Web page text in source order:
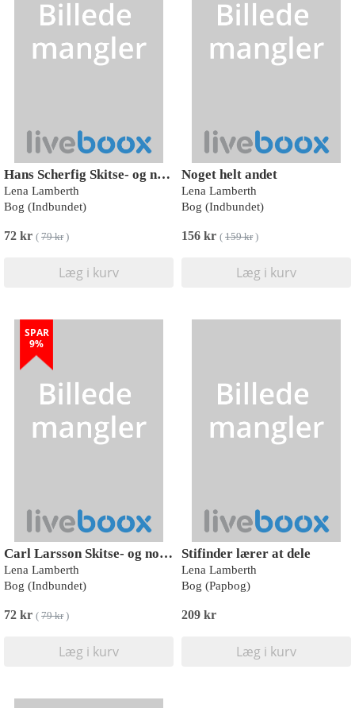
Hans Scherfig Skitse- og notesbog
Lena Lamberth
Bog (Indbundet)
72 kr ( 79 kr)
Læg i kurv
Noget helt andet
Lena Lamberth
Bog (Indbundet)
156 kr ( 159 kr)
Læg i kurv
SPAR
9%
Carl Larsson Skitse- og notesbog
Lena Lamberth
Bog (Indbundet)
72 kr ( 79 kr)
Læg i kurv
Stifinder lærer at dele
Lena Lamberth
Bog (Papbog)
209 kr
Læg i kurv